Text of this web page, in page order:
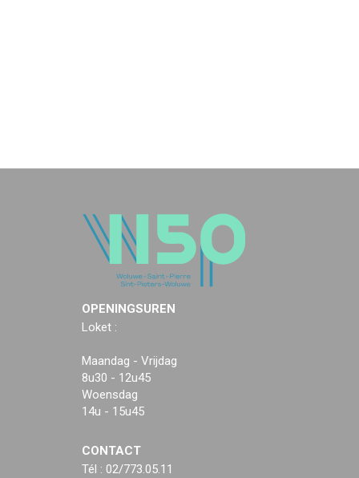
OPENINGSUREN
Loket :
Maandag - Vrijdag
8u30 - 12u45
Woensdag
14u - 15u45
CONTACT
Tél : 02/773.05.11